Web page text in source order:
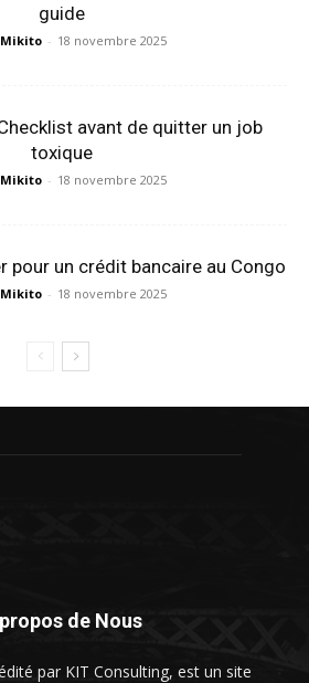
guide
- 18 novembre 2025
avant de quitter un job
toxique
- 18 novembre 2025
pour un crédit bancaire au Congo
- 18 novembre 2025
de Nous
par KIT Consulting, est un site